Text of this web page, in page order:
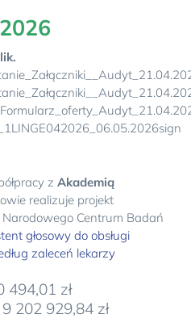
z Akademią
realizuje projekt
Centrum Badań
głosowy do obsługi
zaleceń lekarzy
494,01 zł
9 202 929,84 zł